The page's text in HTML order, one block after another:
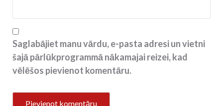
Saglabājiet manu vārdu, e-pasta adresi un vietni
šajā pārlūkprogrammā nākamajai reizei, kad
vēlēšos pievienot komentāru.